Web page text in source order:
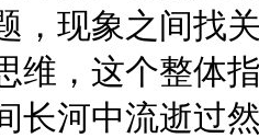
，现象之间找
维，这个整体
长河中流逝过